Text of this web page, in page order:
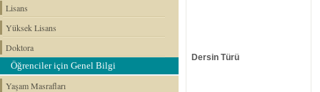
Lisans
Yüksek Lisans
Doktora
Öğrenciler için Genel Bilgi
Yaşam Masrafları
Dersin Türü